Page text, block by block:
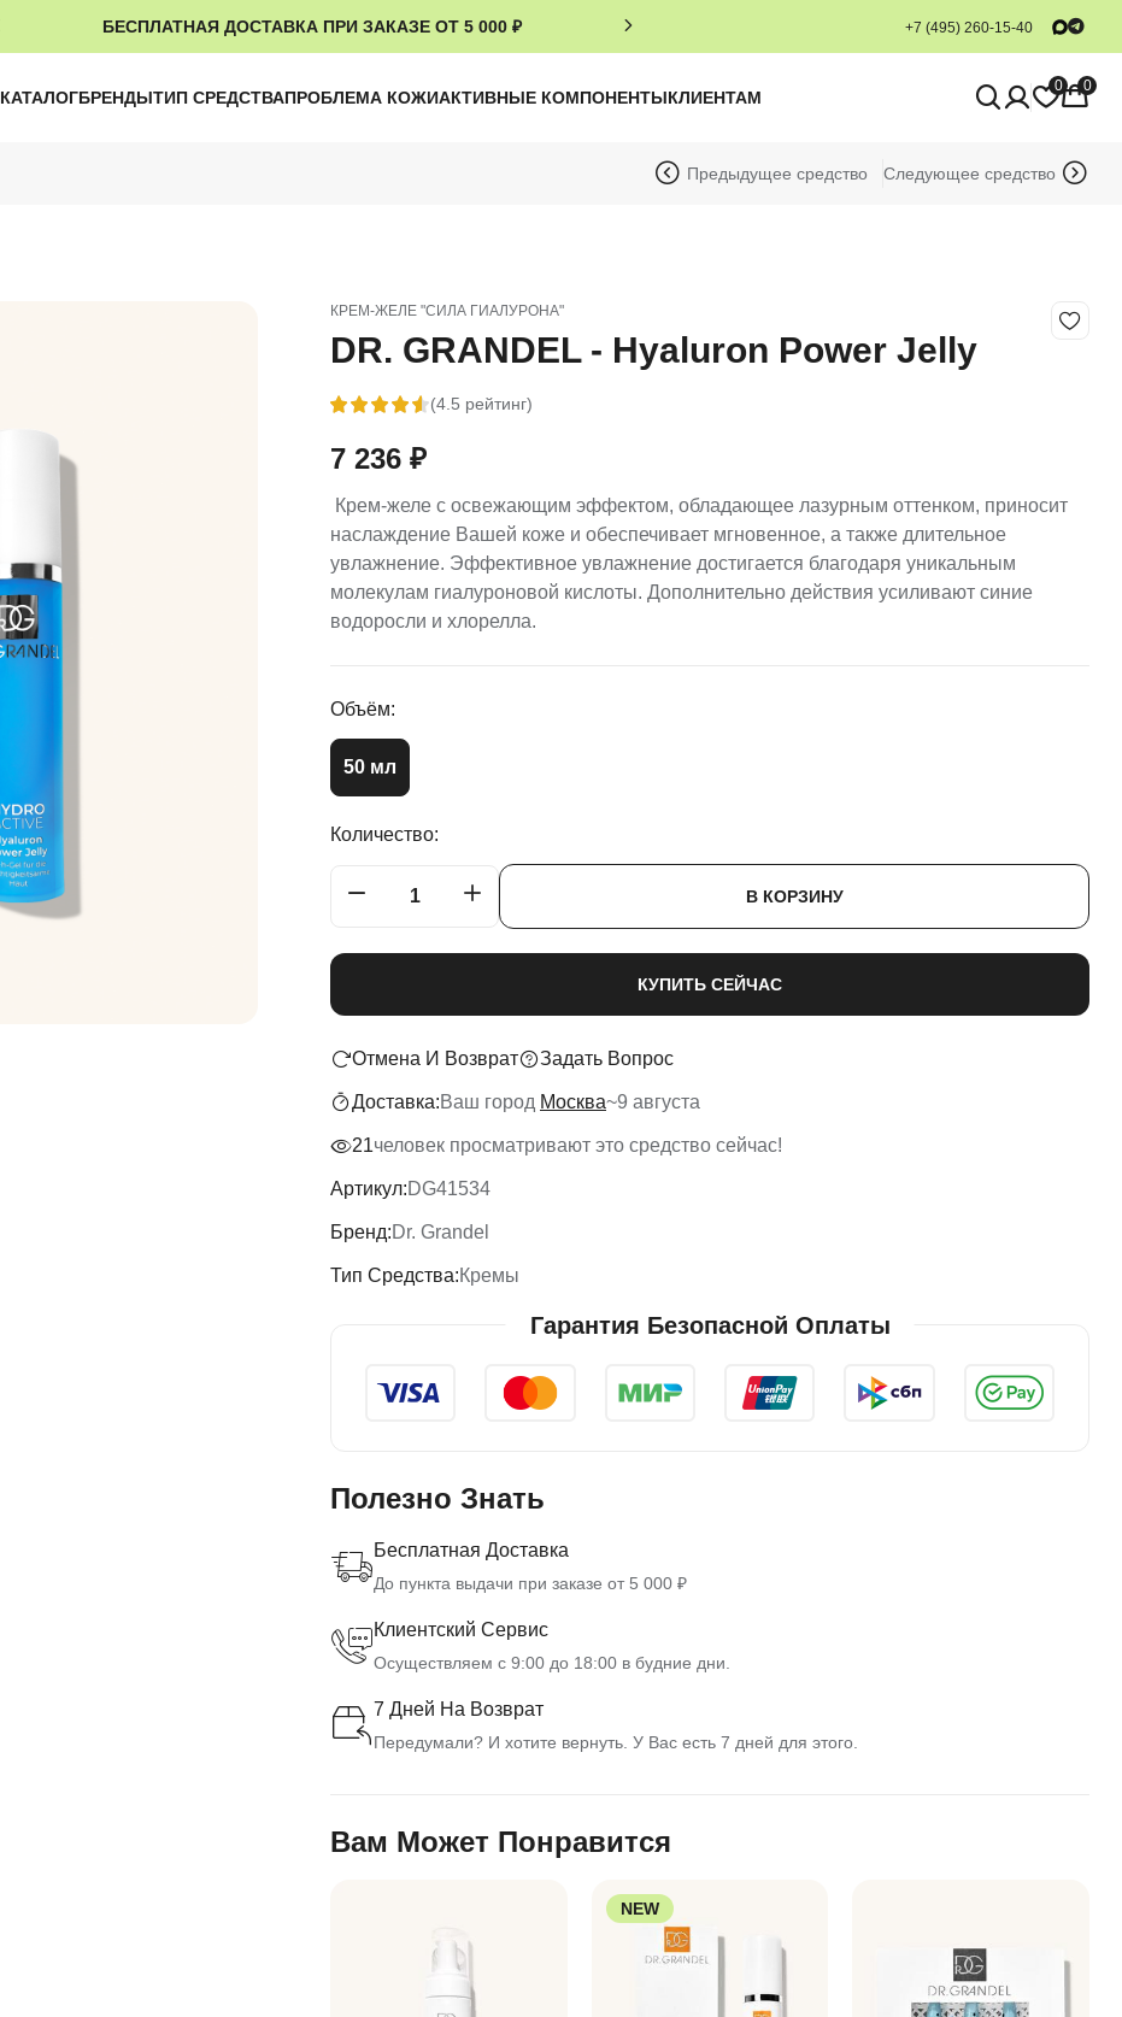
БЕСПЛАТНАЯ ДОСТАВКА ПРИ ЗАКАЗЕ ОТ 5 000 ₽ +7 (495) 260-15-40
КАТАЛОГБРЕНДЫТИП СРЕДСТВАПРОБЛЕМА КОЖИАКТИВНЫЕ КОМПОНЕНТЫКЛИЕНТАМ
0 0
Предыдущее средство Следующее средство
КРЕМ-ЖЕЛЕ "СИЛА ГИАЛУРОНА"
DR. GRANDEL - Hyaluron Power Jelly
(4.5 рейтинг)
7 236 ₽
Крем-желе с освежающим эффектом, обладающее лазурным оттенком, приносит
наслаждение Вашей коже и обеспечивает мгновенное, а также длительное
увлажнение. Эффективное увлажнение достигается благодаря уникальным
молекулам гиалуроновой кислоты. Дополнительно действия усиливают синие
водоросли и хлорелла.
Объём:
50 мл
Количество:
В КОРЗИНУ
КУПИТЬ СЕЙЧАС
Отмена И Возврат Задать Вопрос
Доставка:Ваш город Москва~9 августа
21человек просматривают это средство сейчас!
Артикул:DG41534
Бренд:Dr. Grandel
Тип Средства:Кремы
Гарантия Безопасной Оплаты
Полезно Знать
Бесплатная Доставка
До пункта выдачи при заказе от 5 000 ₽
Клиентский Сервис
Осуществляем с 9:00 до 18:00 в будние дни.
7 Дней На Возврат
Передумали? И хотите вернуть. У Вас есть 7 дней для этого.
Вам Может Понравится
NEW